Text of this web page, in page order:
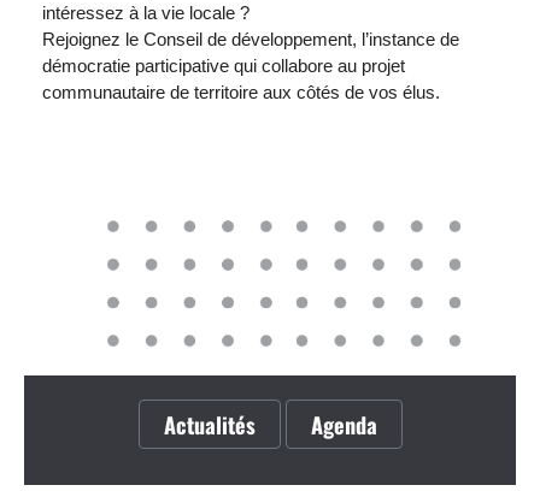
intéressez à la vie locale ?
Rejoignez le Conseil de développement, l’instance de
démocratie participative qui collabore au projet
communautaire de territoire aux côtés de vos élus.
Actualités Agenda